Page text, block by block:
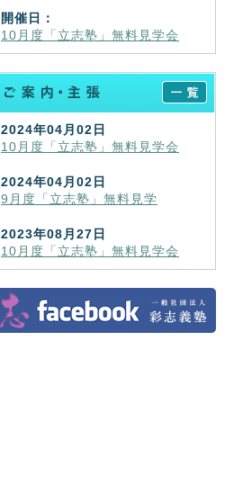
開催日：
10月度「立志塾」無料見学会
2024年04月02日
10月度「立志塾」無料見学会
2024年04月02日
9月度「立志塾」無料見学
2023年08月27日
10月度「立志塾」無料見学会